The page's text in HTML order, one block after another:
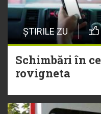
ȘTIRILE ZU
Schimbări în
rovigneta